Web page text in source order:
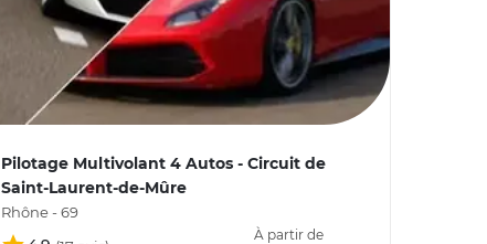
Pilotage Multivolant 4 Autos - Circuit de
Saint-Laurent-de-Mûre
Rhône - 69
À partir de